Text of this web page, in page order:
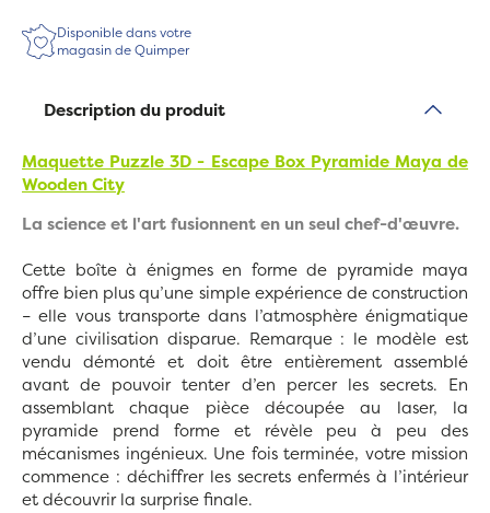
Disponible dans votre
magasin de Quimper
Description du produit
Maquette Puzzle 3D - Escape Box Pyramide Maya de
Wooden City
La science et l'art fusionnent en un seul chef-d'œuvre.
Cette boîte à énigmes en forme de pyramide maya
offre bien plus qu’une simple expérience de construction
– elle vous transporte dans l’atmosphère énigmatique
d’une civilisation disparue. Remarque : le modèle est
vendu démonté et doit être entièrement assemblé
avant de pouvoir tenter d’en percer les secrets. En
assemblant chaque pièce découpée au laser, la
pyramide prend forme et révèle peu à peu des
mécanismes ingénieux. Une fois terminée, votre mission
commence : déchiffrer les secrets enfermés à l’intérieur
et découvrir la surprise finale.